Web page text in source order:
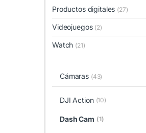
Productos digitales (27)
Videojuegos (2)
Watch (21)
Cámaras (43)
DJI Action (10)
Dash Cam (1)